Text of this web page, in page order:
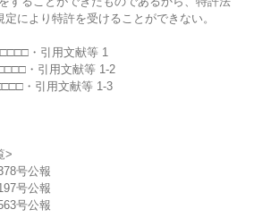
により特許を受けることができない。
・引用文献等 1
・引用文献等 1-2
・引用文献等 1-3
>
号公報
号公報
号公報